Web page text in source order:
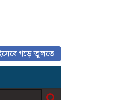
সাংবাদিকদের ইতিবাচক ভূমিকা